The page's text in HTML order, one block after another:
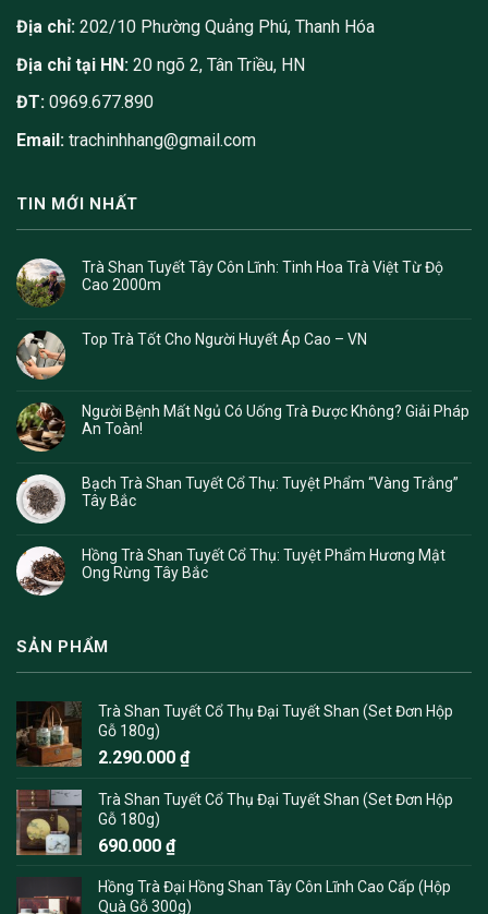
Địa chỉ: 202/10 Phường Quảng Phú, Thanh Hóa
Địa chỉ tại HN: 20 ngõ 2, Tân Triều, HN
ĐT: 0969.677.890
Email: trachinhhang@gmail.com
TIN MỚI NHẤT
Trà Shan Tuyết Tây Côn Lĩnh: Tinh Hoa Trà Việt Từ Độ
Cao 2000m
Top Trà Tốt Cho Người Huyết Áp Cao – VN
Người Bệnh Mất Ngủ Có Uống Trà Được Không? Giải Pháp
An Toàn!
Bạch Trà Shan Tuyết Cổ Thụ: Tuyệt Phẩm “Vàng Trắng”
Tây Bắc
Hồng Trà Shan Tuyết Cổ Thụ: Tuyệt Phẩm Hương Mật
Ong Rừng Tây Bắc
SẢN PHẨM
Trà Shan Tuyết Cổ Thụ Đại Tuyết Shan (Set Đơn Hộp
Gỗ 180g)
2.290.000 ₫
Trà Shan Tuyết Cổ Thụ Đại Tuyết Shan (Set Đơn Hộp
Gỗ 180g)
690.000 ₫
Hồng Trà Đại Hồng Shan Tây Côn Lĩnh Cao Cấp (Hộp
Quà Gỗ 300g)